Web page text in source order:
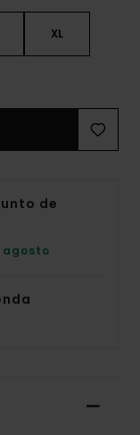
XL
de
agosto